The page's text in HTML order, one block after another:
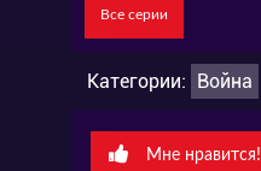
Все серии
Категории: Война
Мне нравится!